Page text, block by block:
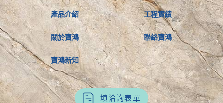
產品介紹
關於寶鴻
寶鴻新知
工程實績
聯絡寶鴻
填洽詢表單